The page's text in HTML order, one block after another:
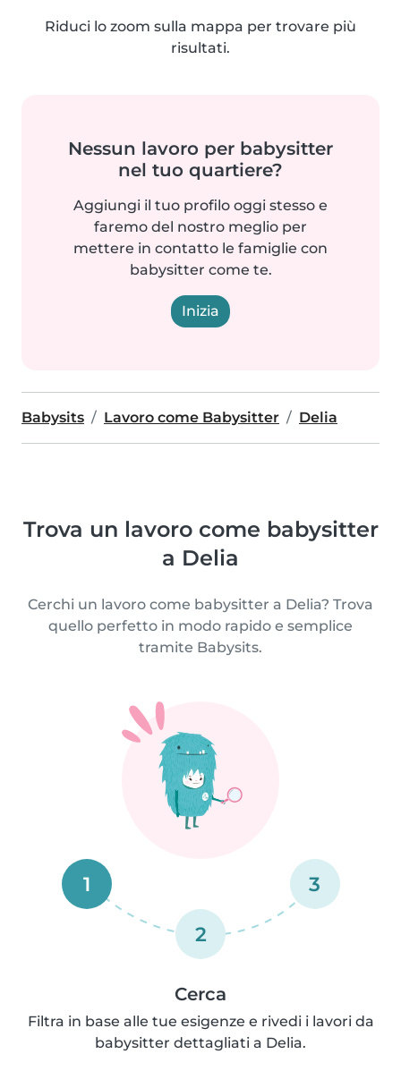
Riduci lo zoom sulla mappa per trovare più
risultati.
Nessun lavoro per babysitter
nel tuo quartiere?
Aggiungi il tuo profilo oggi stesso e
faremo del nostro meglio per
mettere in contatto le famiglie con
babysitter come te.
Inizia
Babysits Lavoro come Babysitter Delia
Trova un lavoro come babysitter
a Delia
Cerchi un lavoro come babysitter a Delia? Trova
quello perfetto in modo rapido e semplice
tramite Babysits.
1
2
3
Cerca
Filtra in base alle tue esigenze e rivedi i lavori da
babysitter dettagliati a Delia.